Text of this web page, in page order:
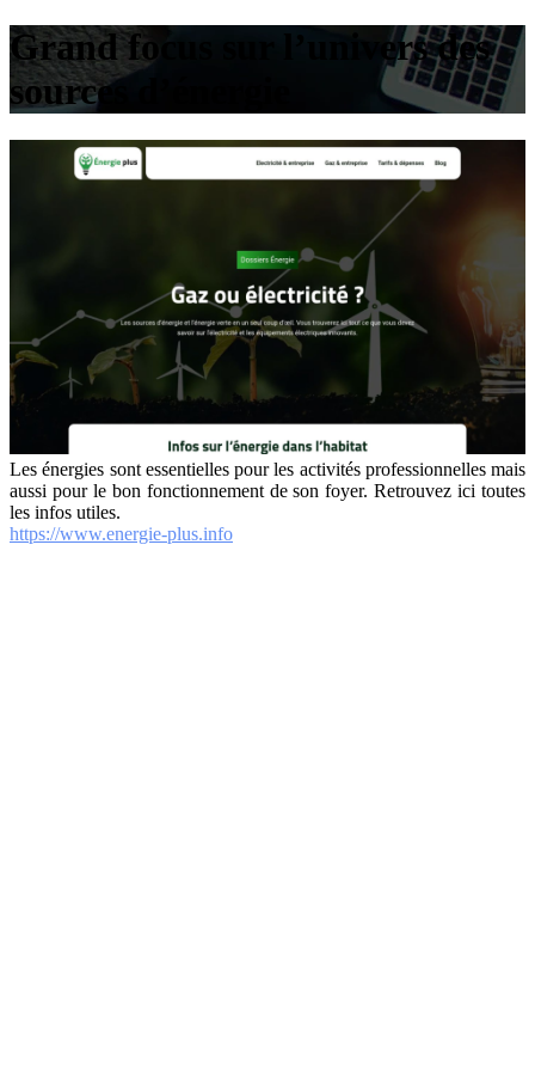
Grand focus sur l’univers des
sources d’énergie
Les énergies sont essentielles pour les activités professionnelles mais
aussi pour le bon fonctionnement de son foyer. Retrouvez ici toutes
les infos utiles.
https://www.energie-plus.info